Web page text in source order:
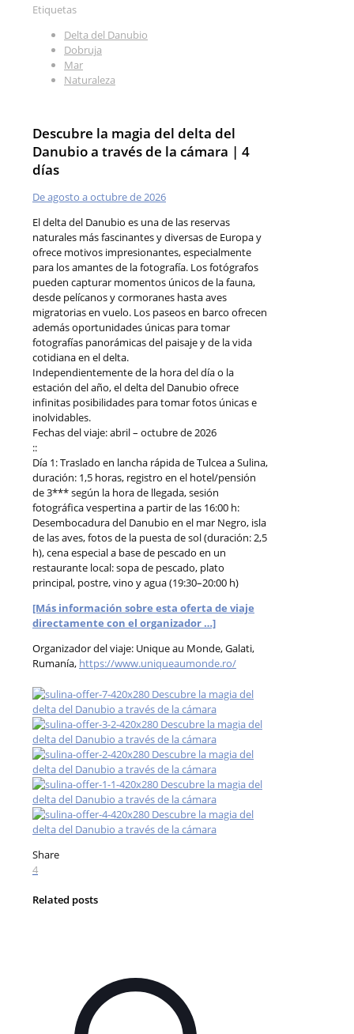
Etiquetas
Delta del Danubio
Dobruja
Mar
Naturaleza
Descubre la magia del delta del
Danubio a través de la cámara | 4
días
De agosto a octubre de 2026
El delta del Danubio es una de las reservas
naturales más fascinantes y diversas de Europa y
ofrece motivos impresionantes, especialmente
para los amantes de la fotografía. Los fotógrafos
pueden capturar momentos únicos de la fauna,
desde pelícanos y cormoranes hasta aves
migratorias en vuelo. Los paseos en barco ofrecen
además oportunidades únicas para tomar
fotografías panorámicas del paisaje y de la vida
cotidiana en el delta.
Independientemente de la hora del día o la
estación del año, el delta del Danubio ofrece
infinitas posibilidades para tomar fotos únicas e
inolvidables.
Fechas del viaje: abril – octubre de 2026
::
Día 1: Traslado en lancha rápida de Tulcea a Sulina,
duración: 1,5 horas, registro en el hotel/pensión
de 3*** según la hora de llegada, sesión
fotográfica vespertina a partir de las 16:00 h:
Desembocadura del Danubio en el mar Negro, isla
de las aves, fotos de la puesta de sol (duración: 2,5
h), cena especial a base de pescado en un
restaurante local: sopa de pescado, plato
principal, postre, vino y agua (19:30–20:00 h)
[Más información sobre esta oferta de viaje
directamente con el organizador …]
Organizador del viaje: Unique au Monde, Galati,
Rumanía, https://www.uniqueaumonde.ro/
Share
4
Related posts